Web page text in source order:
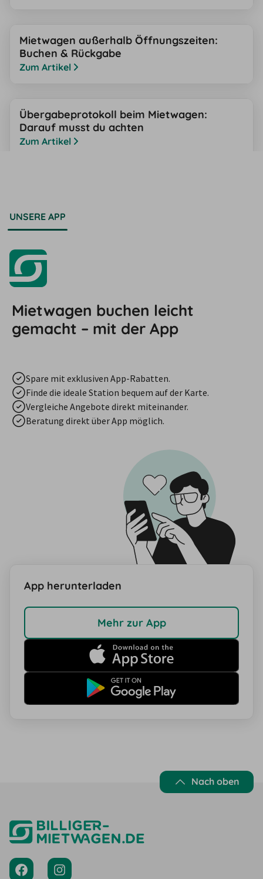
Mietwagen außerhalb Öffnungszeiten:
Buchen & Rückgabe
Zum Artikel
Übergabeprotokoll beim Mietwagen:
Darauf musst du achten
Zum Artikel
UNSERE APP
Mietwagen buchen leicht
gemacht – mit der App
Spare mit exklusiven App-Rabatten.
Finde die ideale Station bequem auf der Karte.
Vergleiche Angebote direkt miteinander.
Beratung direkt über App möglich.
App herunterladen
Mehr zur App
Nach oben